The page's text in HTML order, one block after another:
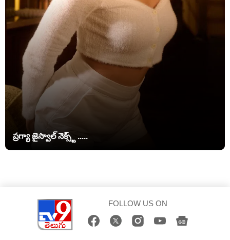
ప్రగ్యా జైస్వాల్ నెక్స్ట్ .....
FOLLOW US ON